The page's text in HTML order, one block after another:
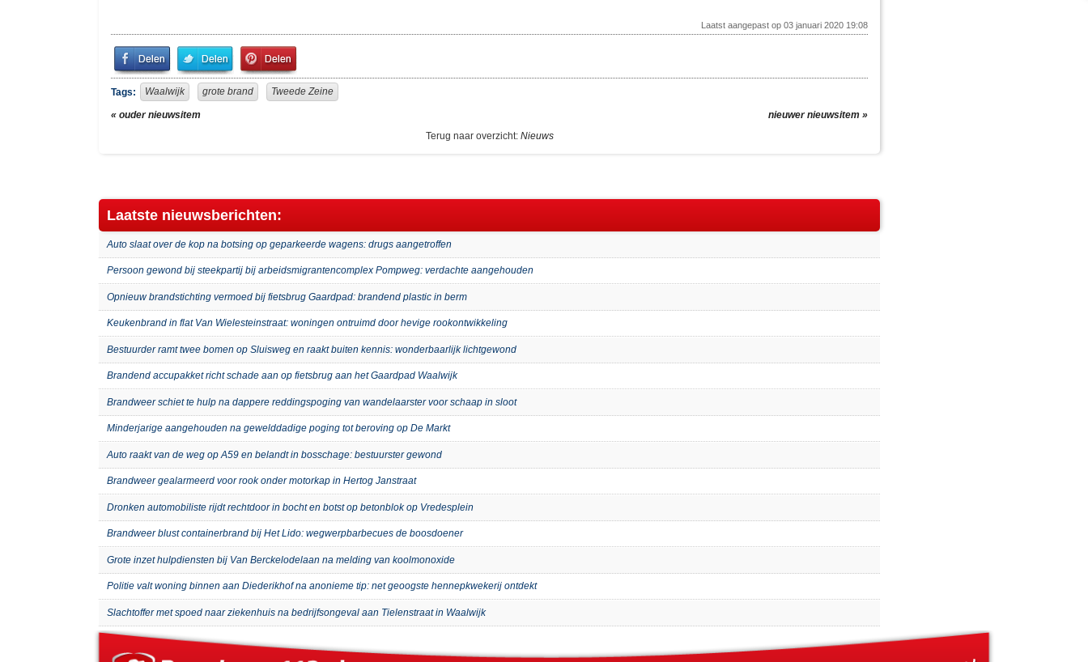
Laatst aangepast op 03 januari 2020 19:08
Share
on
Facebook
Share
on
Twitter
Pin
It!
Tags:
Waalwijk grote brand Tweede Zeine
« ouder nieuwsitem
nieuwer nieuwsitem »
Terug naar overzicht: Nieuws
Laatste nieuwsberichten:
Auto slaat over de kop na botsing op geparkeerde wagens: drugs aangetroffen
Persoon gewond bij steekpartij bij arbeidsmigrantencomplex Pompweg: verdachte aangehouden
Opnieuw brandstichting vermoed bij fietsbrug Gaardpad: brandend plastic in berm
Keukenbrand in flat Van Wielesteinstraat: woningen ontruimd door hevige rookontwikkeling
Bestuurder ramt twee bomen op Sluisweg en raakt buiten kennis: wonderbaarlijk lichtgewond
Brandend accupakket richt schade aan op fietsbrug aan het Gaardpad Waalwijk
Brandweer schiet te hulp na dappere reddingspoging van wandelaarster voor schaap in sloot
Minderjarige aangehouden na gewelddadige poging tot beroving op De Markt
Auto raakt van de weg op A59 en belandt in bosschage: bestuurster gewond
Brandweer gealarmeerd voor rook onder motorkap in Hertog Janstraat
Dronken automobiliste rijdt rechtdoor in bocht en botst op betonblok op Vredesplein
Brandweer blust containerbrand bij Het Lido: wegwerpbarbecues de boosdoener
Grote inzet hulpdiensten bij Van Berckelodelaan na melding van koolmonoxide
Politie valt woning binnen aan Diederikhof na anonieme tip: net geoogste hennepkwekerij ontdekt
Slachtoffer met spoed naar ziekenhuis na bedrijfsongeval aan Tielenstraat in Waalwijk